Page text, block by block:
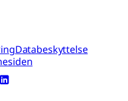
Databeskyttelse